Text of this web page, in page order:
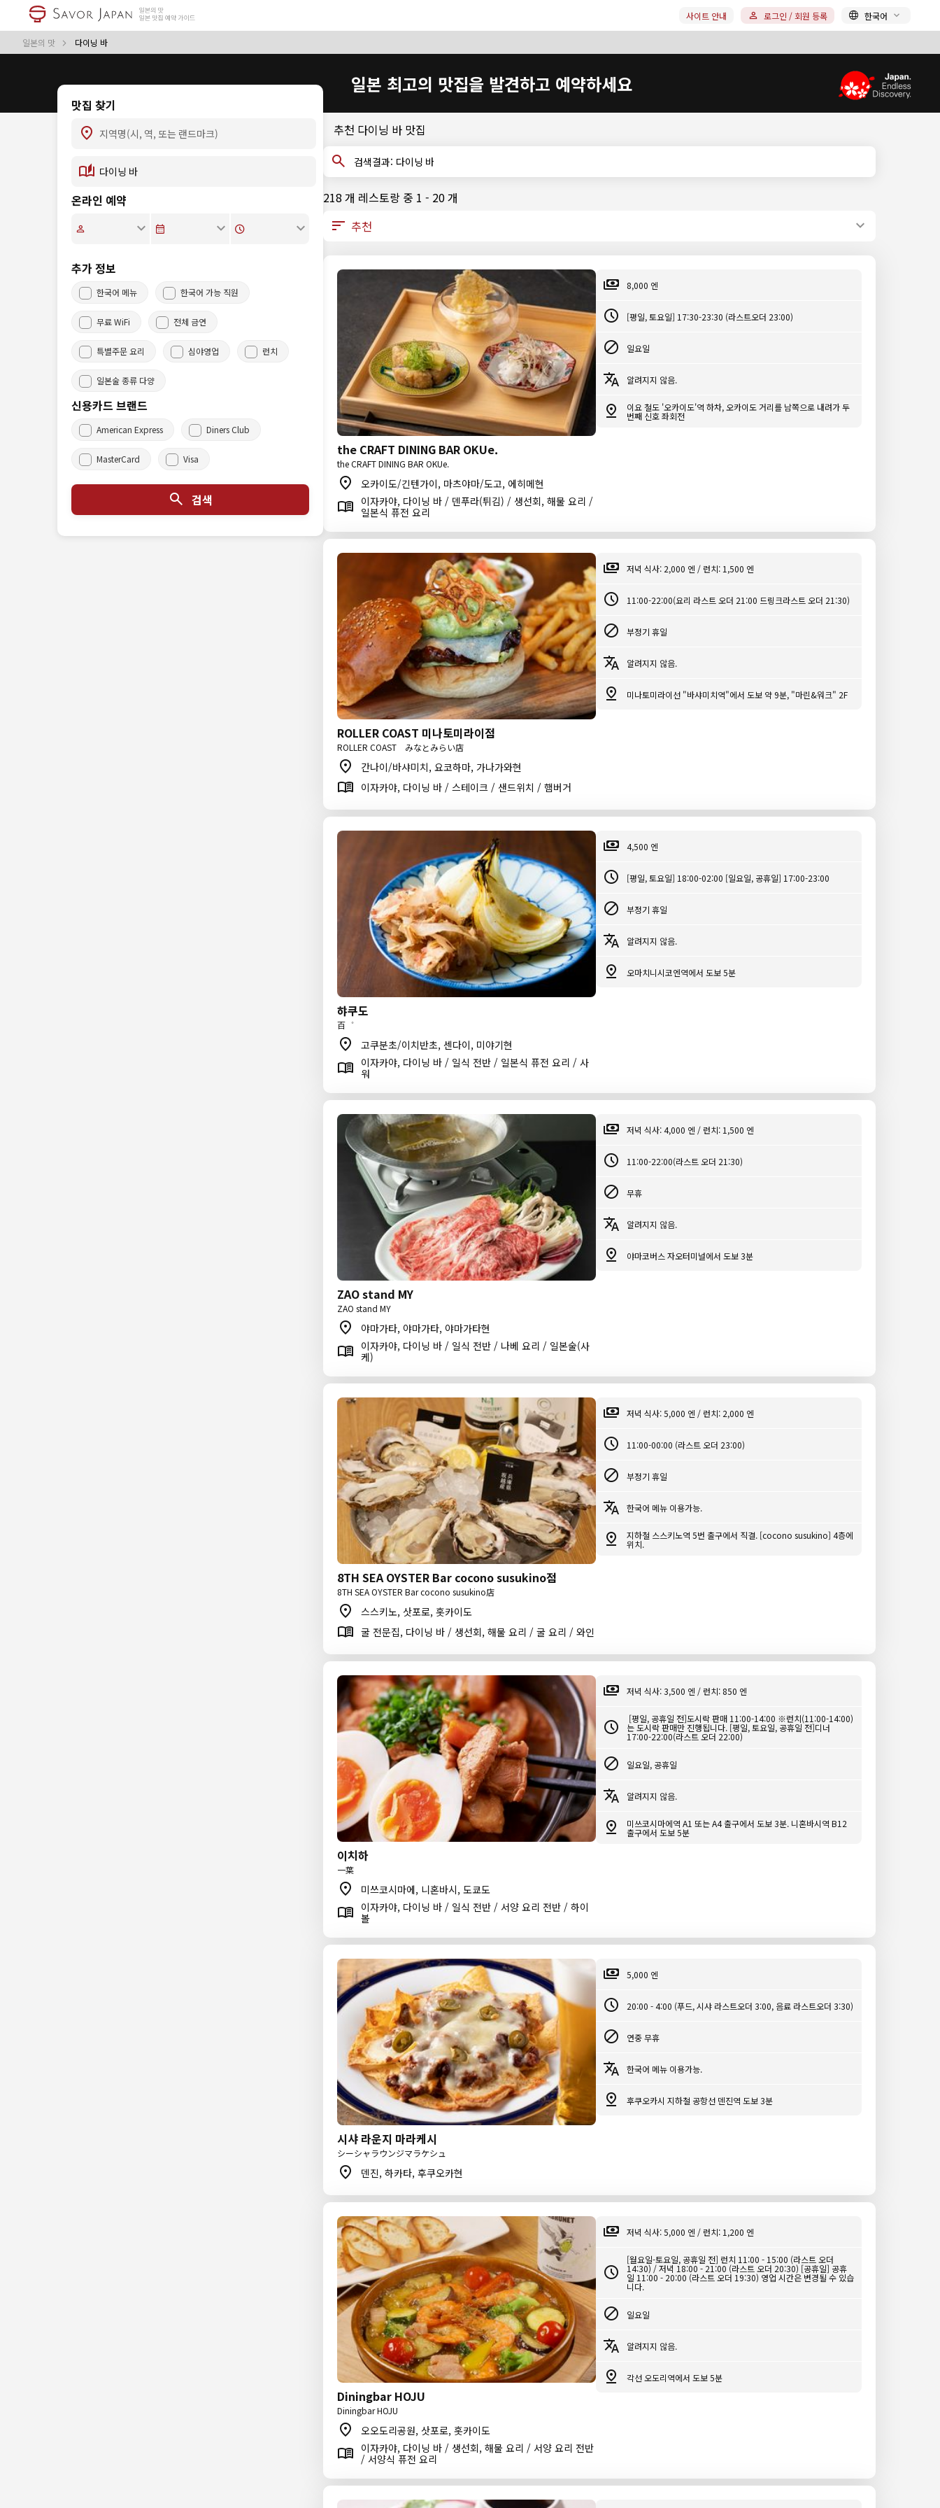
일본의 맛 다이닝 바
사이트 안내 로그인 / 회원 등록 한국어
일본 최고의 맛집을 발견하고 예약하세요
맛집 찾기
온라인 예약
추가 정보
한국어 메뉴 한국어 가능 직원
무료 WiFi 전체 금연
특별주문 요리 심야영업 런치
일본술 종류 다양
신용카드 브랜드
American Express Diners Club
MasterCard Visa
검색
추천 다이닝 바 맛집
검색결과: 다이닝 바
218 개 레스토랑 중 1 - 20 개
the CRAFT DINING BAR OKUe.
the CRAFT DINING BAR OKUe.
오카이도/긴텐가이, 마츠야마/도고, 에히메현
이자카야, 다이닝 바 / 덴푸라(튀김) / 생선회, 해물 요리 /
일본식 퓨전 요리
8,000 엔
[평일, 토요일] 17:30-23:30 (라스트오더 23:00)
일요일
알려지지 않음.
이요 철도 '오카이도'역 하차, 오카이도 거리를 남쪽으로 내려가 두
번째 신호 좌회전
ROLLER COAST 미나토미라이점
ROLLER COAST みなとみらい店
간나이/바샤미치, 요코하마, 가나가와현
이자카야, 다이닝 바 / 스테이크 / 샌드위치 / 햄버거
저녁 식사: 2,000 엔 / 런치: 1,500 엔
11:00-22:00(요리 라스트 오더 21:00 드링크라스트 오더 21:30)
부정기 휴일
알려지지 않음.
미나토미라이선 "바샤미치역"에서 도보 약 9분, "마린&워크" 2F
햐쿠도
百゜
고쿠분초/이치반초, 센다이, 미야기현
이자카야, 다이닝 바 / 일식 전반 / 일본식 퓨전 요리 / 사
워
4,500 엔
[평일, 토요일] 18:00-02:00 [일요일, 공휴일] 17:00-23:00
부정기 휴일
알려지지 않음.
오마치니시코엔역에서 도보 5분
ZAO stand MY
ZAO stand MY
야마가타, 야마가타, 야마가타현
이자카야, 다이닝 바 / 일식 전반 / 나베 요리 / 일본술(사
케)
저녁 식사: 4,000 엔 / 런치: 1,500 엔
11:00-22:00(라스트 오더 21:30)
무휴
알려지지 않음.
야마코버스 자오터미널에서 도보 3분
8TH SEA OYSTER Bar cocono susukino점
8TH SEA OYSTER Bar cocono susukino店
스스키노, 삿포로, 홋카이도
굴 전문집, 다이닝 바 / 생선회, 해물 요리 / 굴 요리 / 와인
저녁 식사: 5,000 엔 / 런치: 2,000 엔
11:00-00:00 (라스트 오더 23:00)
부정기 휴일
한국어 메뉴 이용가능.
지하철 스스키노역 5번 출구에서 직결. [cocono susukino] 4층에
위치.
이치하
一葉
미쓰코시마에, 니혼바시, 도쿄도
이자카야, 다이닝 바 / 일식 전반 / 서양 요리 전반 / 하이
볼
저녁 식사: 3,500 엔 / 런치: 850 엔
[평일, 공휴일 전]도시락 판매 11:00-14:00 ※런치(11:00-14:00)
는 도시락 판매만 진행됩니다. [평일, 토요일, 공휴일 전]디너
17:00-22:00(라스트 오더 22:00)
일요일, 공휴일
알려지지 않음.
미쓰코시마에역 A1 또는 A4 출구에서 도보 3분. 니혼바시역 B12
출구에서 도보 5분
시샤 라운지 마라케시
シーシャラウンジマラケシュ
덴진, 하카타, 후쿠오카현
5,000 엔
20:00 - 4:00 (푸드, 시샤 라스트오더 3:00, 음료 라스트오더 3:30)
연중 무휴
한국어 메뉴 이용가능.
후쿠오카시 지하철 공항선 덴진역 도보 3분
Diningbar HOJU
Diningbar HOJU
오오도리공원, 삿포로, 홋카이도
이자카야, 다이닝 바 / 생선회, 해물 요리 / 서양 요리 전반
/ 서양식 퓨전 요리
저녁 식사: 5,000 엔 / 런치: 1,200 엔
[월요일-토요일, 공휴일 전] 런치 11:00 - 15:00 (라스트 오더
14:30) / 저녁 18:00 - 21:00 (라스트 오더 20:30) [공휴일] 공휴
일 11:00 - 20:00 (라스트 오더 19:30) 영업 시간은 변경될 수 있습
니다.
일요일
알려지지 않음.
각선 오도리역에서 도보 5분